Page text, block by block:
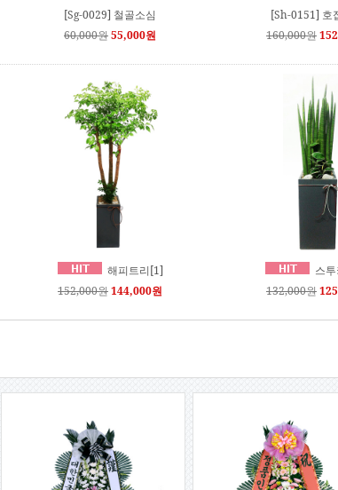
[Sg-0029] 철골소심
60,000원55,000원
[Sh-0151] 호
160,000원
해피트리[1]
152,000원144,000원
스
132,000원